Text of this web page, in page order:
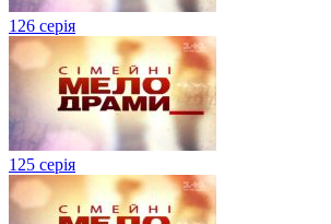
126 серія
125 серія